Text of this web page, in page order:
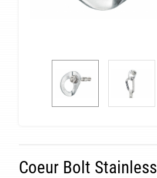
Coeur Bolt Stainless